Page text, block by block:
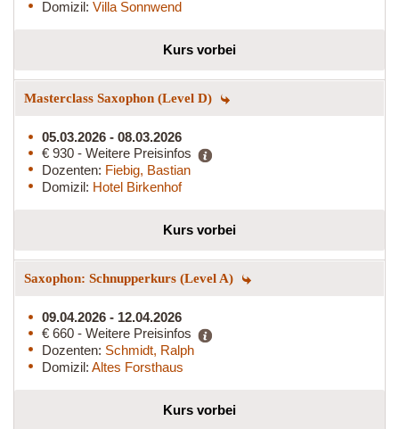
Domizil: Villa Sonnwend
Kurs vorbei
Masterclass Saxophon (Level D)
05.03.2026 - 08.03.2026
€ 930 - Weitere Preisinfos
Dozenten: Fiebig, Bastian
Domizil: Hotel Birkenhof
Kurs vorbei
Saxophon: Schnupperkurs (Level A)
09.04.2026 - 12.04.2026
€ 660 - Weitere Preisinfos
Dozenten: Schmidt, Ralph
Domizil: Altes Forsthaus
Kurs vorbei